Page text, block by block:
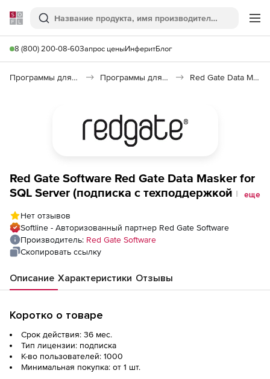
Softline
Поиск
8 (800) 200-08-60Запрос ценыИнферитБлог
Программы для программирования Программы для работы с базами данных Red Gate Data Masker for SQL Server
Red Gate Software Red Gate Data Masker for
SQL Server (подписка с техподдержкой на 3
еще
Нет отзывов
Softline - Авторизованный партнер Red Gate Software
Производитель: Red Gate Software
Скопировать ссылку
Описание Характеристики Отзывы
Коротко о товаре
Срок действия: 36 мес.
Тип лицензии: подписка
К-во пользователей: 1000
Минимальная покупка: от 1 шт.